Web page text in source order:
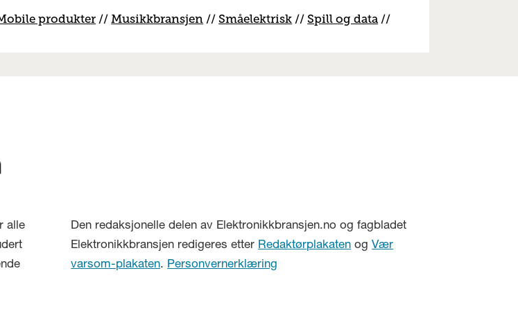
produkter //Musikkbransjen // Småelektrisk // Spill og data //
alle
Den redaksjonelle delen av Elektronikkbransjen.no og fagbladet
Elektronikkbransjen redigeres etter Redaktørplakaten ogVær
varsom-plakaten. Personvernerklæring